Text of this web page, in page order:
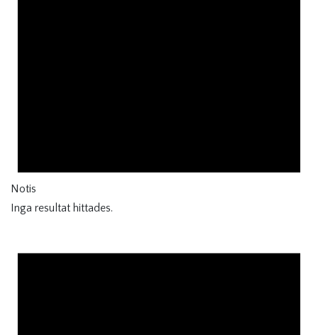
Notis
Inga resultat hittades.